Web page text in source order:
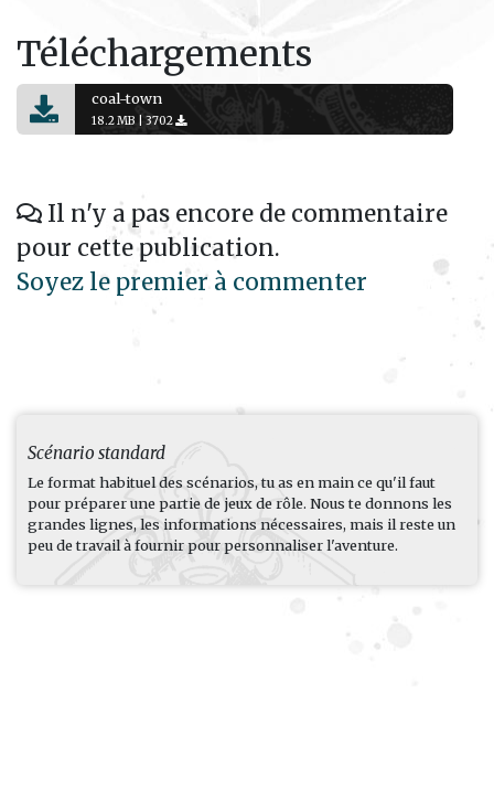
Téléchargements
coal-town
18.2 MB |3702
Il n'y a pas encore de commentaire
pour cette publication.
Soyez le premier à commenter
Scénario standard
Le format habituel des scénarios, tu as en main ce qu'il faut
pour préparer une partie de jeux de rôle. Nous te donnons les
grandes lignes, les informations nécessaires, mais il reste un
peu de travail à fournir pour personnaliser l'aventure.